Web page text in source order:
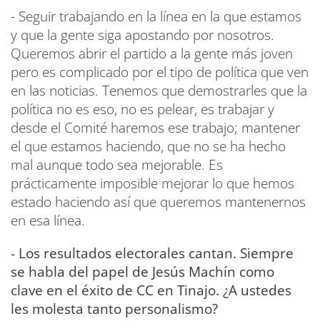
- Seguir trabajando en la línea en la que estamos
y que la gente siga apostando por nosotros.
Queremos abrir el partido a la gente más joven
pero es complicado por el tipo de política que ven
en las noticias. Tenemos que demostrarles que la
política no es eso, no es pelear, es trabajar y
desde el Comité haremos ese trabajo; mantener
el que estamos haciendo, que no se ha hecho
mal aunque todo sea mejorable. Es
prácticamente imposible mejorar lo que hemos
estado haciendo así que queremos mantenernos
en esa línea.
- Los resultados electorales cantan. Siempre
se habla del papel de Jesús Machín como
clave en el éxito de CC en Tinajo. ¿A ustedes
les molesta tanto personalismo?